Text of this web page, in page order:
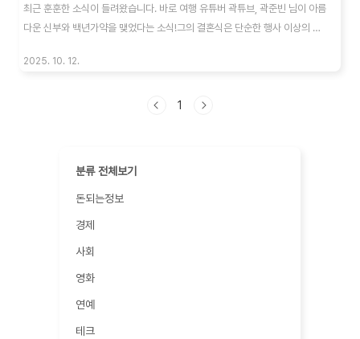
최근 훈훈한 소식이 들려왔습니다. 바로 여행 유튜버 곽튜브, 곽준빈 님이 아름
다운 신부와 백년가약을 맺었다는 소식!그의 결혼식은 단순한 행사 이상의 의
스란히 드러났기 때문이죠.오늘은 많은 사람들의 축복 속에 새로운 출발을 알
가 여러분에게도 따뜻한 에너지를 전달해주길 바라며, 함께 떠나볼까요?🔍 곽
혼, 특별했던 순간들화..
2025. 10. 12.
1
분류 전체보기
돈되는정보
경제
사회
영화
연예
테크